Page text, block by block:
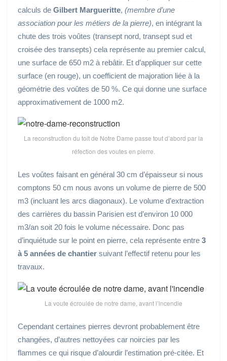
calculs de Gilbert Margueritte, (membre d’une
association pour les métiers de la pierre), en intégrant la
chute des trois voûtes (transept nord, transept sud et
croisée des transepts) cela représente au premier calcul,
une surface de 650 m2 à rebâtir. Et d’appliquer sur cette
surface (en rouge), un coefficient de majoration liée à la
géométrie des voûtes de 50 %. Ce qui donne une surface
approximativement de 1000 m2.
La reconstruction du toit de Notre Dame passe tout d’abord par la
réfection des voutes en pierre.
Les voûtes faisant en général 30 cm d’épaisseur si nous
comptons 50 cm nous avons un volume de pierre de 500
m3 (incluant les arcs diagonaux). Le volume d’extraction
des carrières du bassin Parisien est d’environ 10 000
m3/an soit 20 fois le volume nécessaire. Donc pas
d’inquiétude sur le point en pierre, cela représente entre 3
à 5 années de chantier suivant l’effectif retenu pour les
travaux.
La voute écroulée de notre dame, avant l’incendie
Cependant certaines pierres devront probablement être
changées, d’autres nettoyées car noircies par les
flammes ce qui risque d’alourdir l’estimation pré-citée. Et